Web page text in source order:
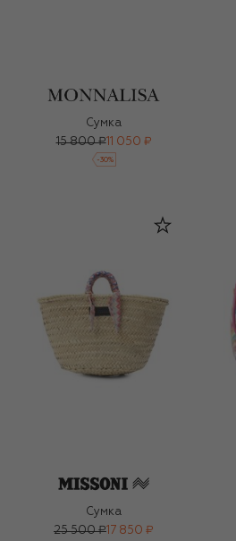
Сумка
15 800 ₽11 050 ₽
-30%
Сумка
25 500 ₽ 17 850 ₽